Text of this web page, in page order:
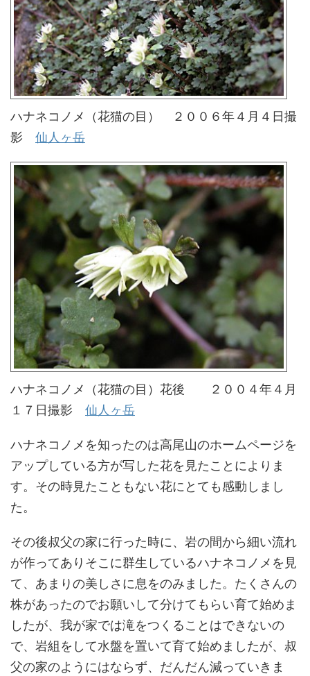
ハナネコノメ（花猫の目） ２００６年４月４日撮
影 仙人ヶ岳
ハナネコノメ（花猫の目）花後 ２００４年４月
１７日撮影 仙人ヶ岳
ハナネコノメを知ったのは高尾山のホームページを
アップしている方が写した花を見たことによりま
す。その時見たこともない花にとても感動しまし
た。
その後叔父の家に行った時に、岩の間から細い流れ
が作ってありそこに群生しているハナネコノメを見
て、あまりの美しさに息をのみました。たくさんの
株があったのでお願いして分けてもらい育て始めま
したが、我が家では滝をつくることはできないの
で、岩組をして水盤を置いて育て始めましたが、叔
父の家のようにはならず、だんだん減っていきま